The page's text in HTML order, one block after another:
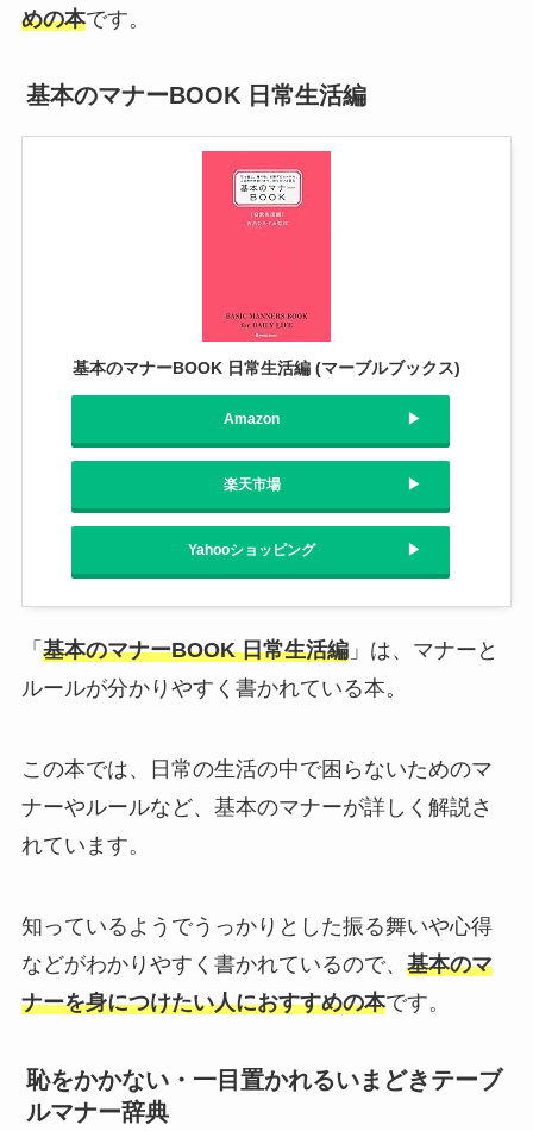
めの本です。
基本のマナーBOOK 日常生活編
基本のマナーBOOK 日常生活編 (マーブルブックス)
Amazon
楽天市場
Yahooショッピング
「 基本のマナーBOOK 日常生活編」は、マナーと
ルールが分かりやすく書かれている本。
この本では、日常の生活の中で困らないためのマ
ナーやルールなど、基本のマナーが詳しく解説さ
れています。
知っているようでうっかりとした振る舞いや心得
などがわかりやすく書かれているので、 基本のマ
ナーを身につけたい人におすすめの本です。
恥をかかない・一目置かれるいまどきテーブ
ルマナー辞典